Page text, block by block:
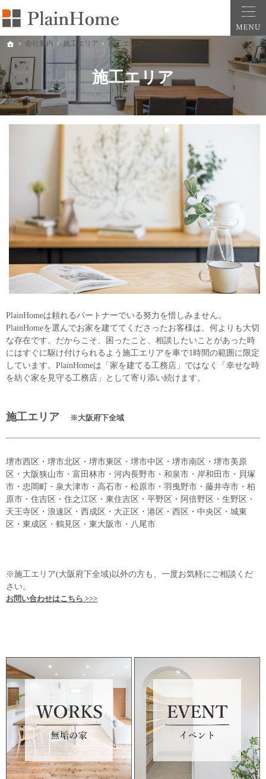
施工エリア
大阪・堺市での新築一戸建ては工務店の「PlainHome平原建築工房」へおまかせ。自然
堺市をはじめ大阪府全域での新築注文住宅ならプレインホームへ。自然素材の心地よさ
PlainHomeは頼れるパートナーでいる努力を惜しみません。
PlainHomeを選んでお家を建ててくださったお客様は、何よりも大切
な存在です。だからこそ、困ったこと、相談したいことがあった時
にはすぐに駆け付けられるよう施工エリアを車で1時間の範囲に限定
しています。PlainHomeは「家を建てる工務店」ではなく「幸せな時
を紡ぐ家を見守る工務店」として寄り添い続けます。
施工エリア ※大阪府下全域
堺市西区・堺市北区・堺市東区・堺市中区・堺市南区・堺市美原
区・大阪狭山市・富田林市・河内長野市・和泉市・岸和田市・貝塚
市・忠岡町・泉大津市・高石市・松原市・羽曳野市・藤井寺市・柏
原市・住吉区・住之江区・東住吉区・平野区・阿倍野区・生野区・
天王寺区・浪速区・西成区・大正区・港区・西区・中央区・城東
区・東成区・鶴見区・東大阪市・八尾市
※施工エリア(大阪府下全域)以外の方も、一度お気軽にご相談くだ
さい。
お問い合わせはこちら >>>
ホーム
会社案内 施工エリア 施工エリア